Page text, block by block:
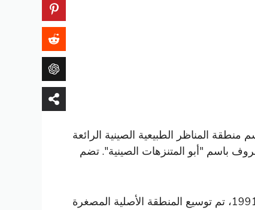
منطقة المناظر الطبيعية الصينية الرائعة
قيادة ما زيمين، المعروف باسم "أبو المتنزهات الصينية". تضم
في عام 1991، تم توسيع المنطقة الأصلية المصغرة